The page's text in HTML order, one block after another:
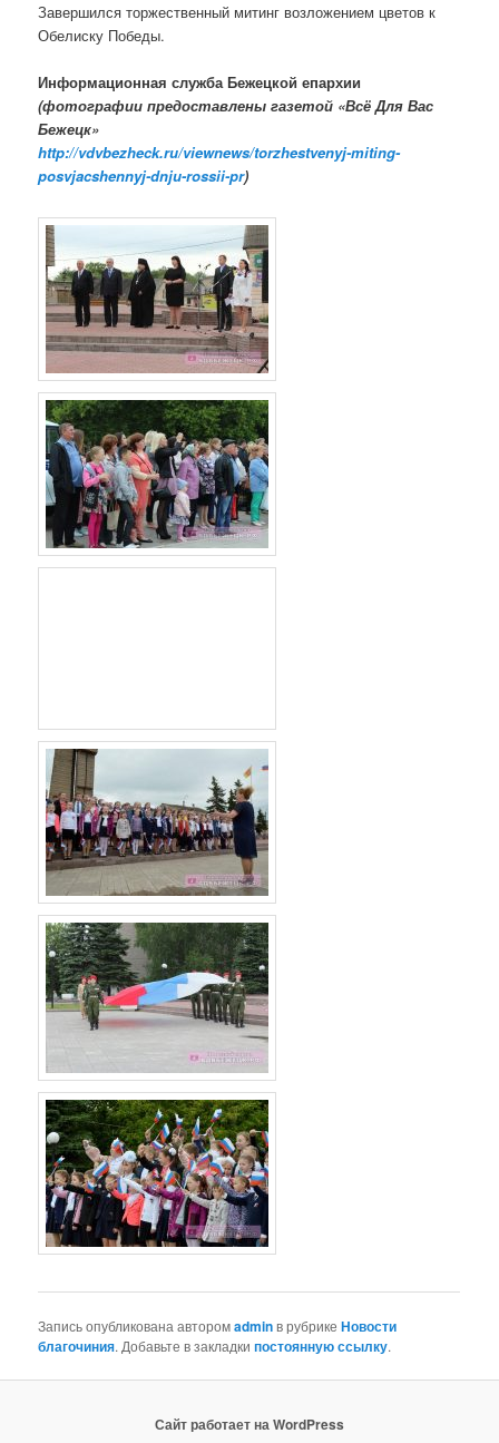
Завершился торжественный митинг возложением цветов к
Обелиску Победы.
Информационная служба Бежецкой епархии
(фотографии предоставлены газетой «Всё Для Вас
Бежецк»
http://vdvbezheck.ru/viewnews/torzhestvenyj-miting-
posvjacshennyj-dnju-rossii-pr)
Запись опубликована авторомadminв рубрикеНовости
благочиния. Добавьте в закладкипостоянную ссылку.
Сайт работает на WordPress